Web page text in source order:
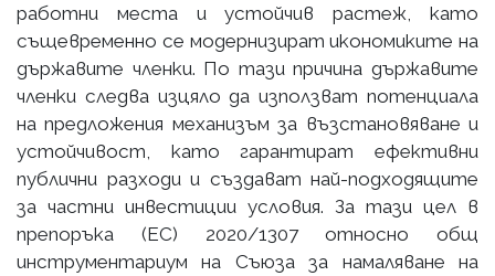
работни места и устойчив растеж, като
същевременно се модернизират икономиките на
държавите членки. По тази причина държавите
членки следва изцяло да използват потенциала
на предложения механизъм за възстановяване и
устойчивост, като гарантират ефективни
публични разходи и създават най-подходящите
за частни инвестиции условия. За тази цел в
препоръка (ЕС) 2020/1307 относно общ
инструментариум на Съюза за намаляване на